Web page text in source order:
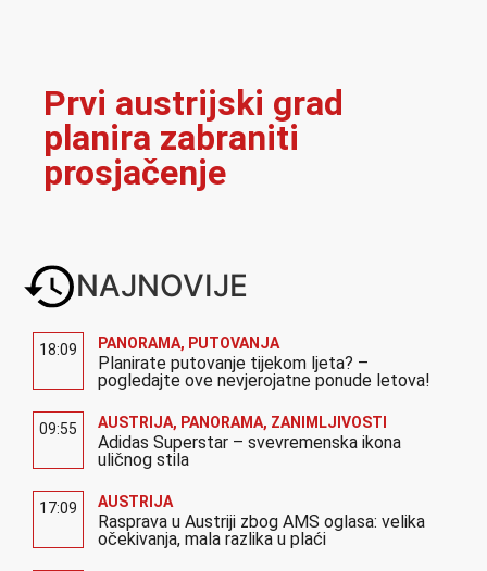
Prvi austrijski grad
planira zabraniti
prosjačenje
NAJNOVIJE
18:09 PANORAMA, PUTOVANJA
Planirate putovanje tijekom ljeta? –
pogledajte ove nevjerojatne ponude letova!
09:55 AUSTRIJA, PANORAMA, ZANIMLJIVOSTI
Adidas Superstar – svevremenska ikona
uličnog stila
17:09 AUSTRIJA
Rasprava u Austriji zbog AMS oglasa: velika
očekivanja, mala razlika u plaći